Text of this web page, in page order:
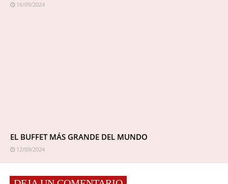
16/09/2024
EL BUFFET MÁS GRANDE DEL MUNDO
12/09/2024